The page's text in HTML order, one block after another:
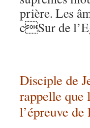
prière. Les
cSur de
Disciple de
rappelle que
l’épreuve